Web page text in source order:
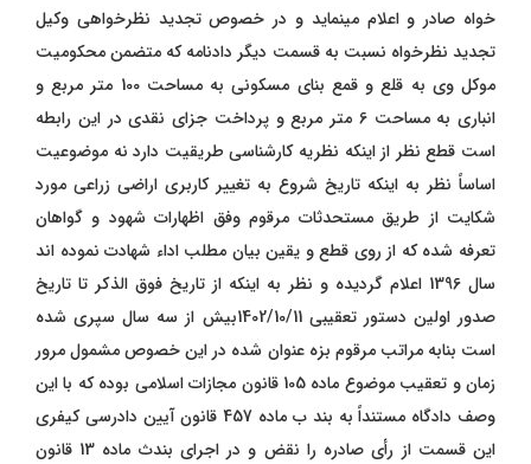
خواه صادر و اعلام مینماید و در خصوص تجدید نظرخواهی وکیل
تجدید نظرخواه نسبت به قسمت دیگر دادنامه که متضمن محکومیت
موکل وی به قلع و قمع بنای مسکونی به مساحت 100 متر مربع و
انباری به مساحت 6 متر مربع و پرداخت جزای نقدی در این رابطه
است قطع نظر از اینکه نظریه کارشناسی طریقیت دارد نه موضوعیت
اساساً نظر به اینکه تاریخ شروع به تغییر کاربری اراضی زراعی مورد
شکایت از طریق مستحدثات مرقوم وفق اظهارات شهود و گواهان
تعرفه شده که از روی قطع و یقین بیان مطلب اداء شهادت نموده اند
سال 1396 اعلام گردیده و نظر به اینکه از تاریخ فوق الذكر تا تاريخ
صدور اولین دستور تعقیبی 1402/10/11بیش از سه سال سپری شده
است بنابه مراتب مرقوم بزه عنوان شده در این خصوص مشمول مرور
زمان و تعقیب موضوع ماده 105 قانون مجازات اسلامی بوده که با این
وصف دادگاه مستنداً به بند ب ماده 457 قانون آیین دادرسی کیفری
این قسمت از رأی صادره را نقض و در اجرای بندث ماده 13 قانون